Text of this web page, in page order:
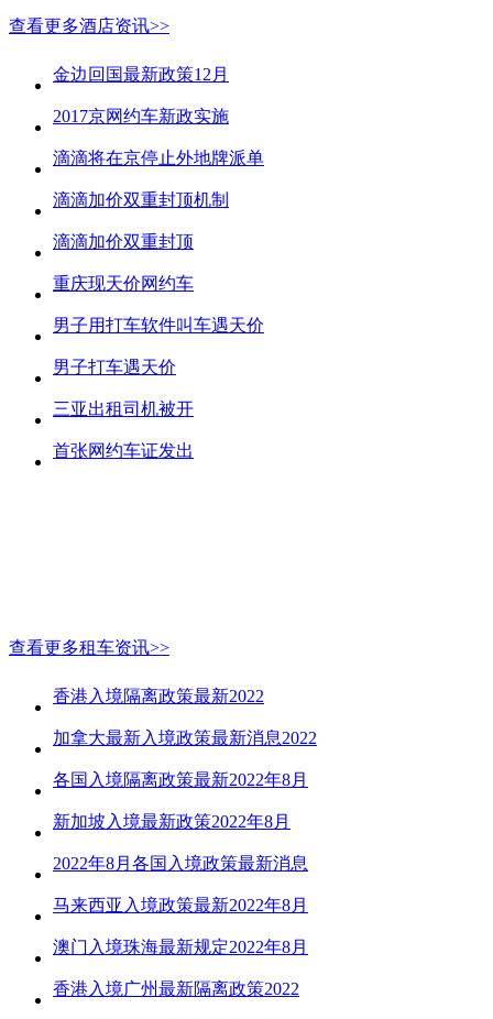
查看更多酒店资讯>>
金边回国最新政策12月
2017京网约车新政实施
滴滴将在京停止外地牌派单
滴滴加价双重封顶机制
滴滴加价双重封顶
重庆现天价网约车
男子用打车软件叫车遇天价
男子打车遇天价
三亚出租司机被开
首张网约车证发出
查看更多租车资讯>>
香港入境隔离政策最新2022
加拿大最新入境政策最新消息2022
各国入境隔离政策最新2022年8月
新加坡入境最新政策2022年8月
2022年8月各国入境政策最新消息
马来西亚入境政策最新2022年8月
澳门入境珠海最新规定2022年8月
香港入境广州最新隔离政策2022